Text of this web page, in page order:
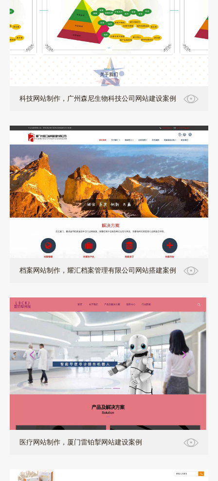
科技网站制作，广州森尼生物科技公司网站建设案例
档案网站制作，耀汇档案管理有限公司网站搭建案例
医疗网站制作，厦门雷铂掣网站建设案例